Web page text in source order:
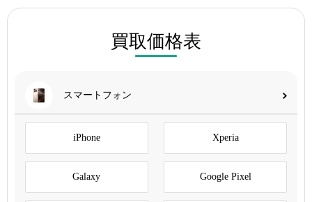
買取価格表
スマートフォン
iPhone Xperia
Galaxy Google Pixel